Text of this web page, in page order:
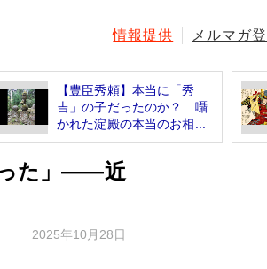
情報提供 メルマガ
【豊臣秀頼】本当に「秀
吉」の子だったのか？ 囁
かれた淀殿の本当のお相...
った」――近
2025年10月28日